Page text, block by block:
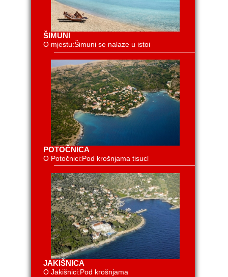
ŠIMUNI
O mjestu:Šimuni se nalaze u istoi
POTOČNICA
O Potočnici:Pod krošnjama tisucl
JAKIŠNICA
O Jakišnici:Pod krošnjama